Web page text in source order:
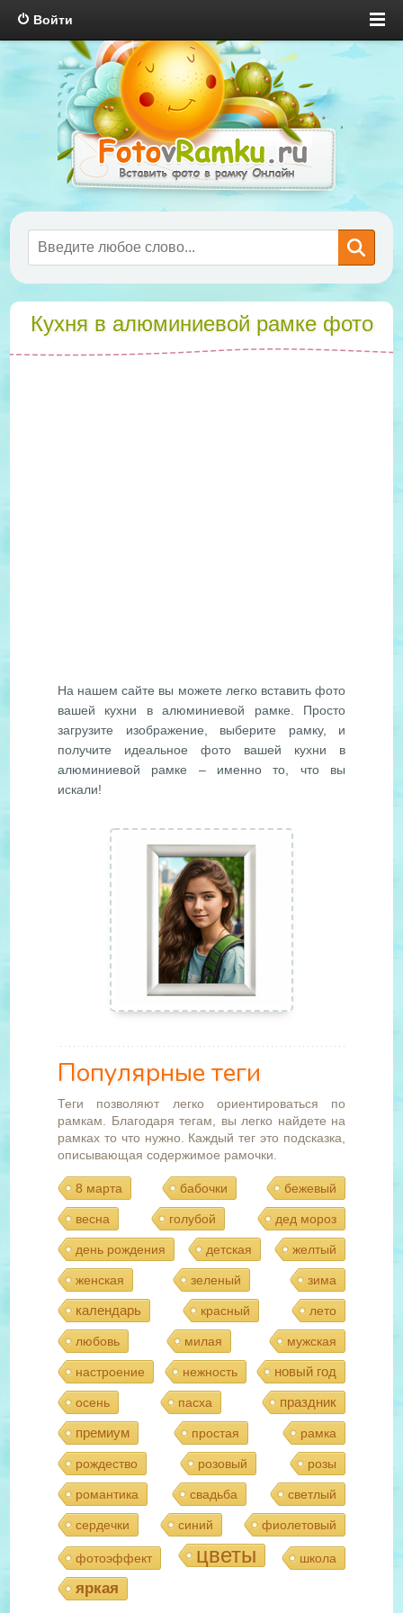
Войти
Кухня в алюминиевой рамке фото
На нашем сайте вы можете легко вставить фото
вашей кухни в алюминиевой рамке. Просто
загрузите изображение, выберите рамку, и
получите идеальное фото вашей кухни в
алюминиевой рамке – именно то, что вы
искали!
Популярные теги
Теги позволяют легко ориентироваться по
рамкам. Благодаря тегам, вы легко найдете на
рамках то что нужно. Каждый тег это подсказка,
описывающая содержимое рамочки.
8 марта бабочки бежевый
весна голубой дед мороз
день рождения детская желтый
женская зеленый зима
календарь красный лето
любовь милая мужская
настроение нежность новый год
осень пасха
праздник
премиум
простая рамка
рождество розовый розы
романтика свадьба светлый
сердечки синий фиолетовый
фотоэффект цветы школа
яркая